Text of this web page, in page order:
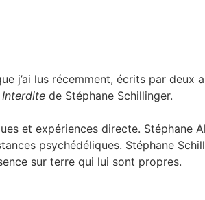
j’ai lus récemment, écrits par
Interdite de Stéphane Schillinger.
et expériences directe. Stéphane
psychédéliques. Stéphane
sur terre qui lui sont propres.